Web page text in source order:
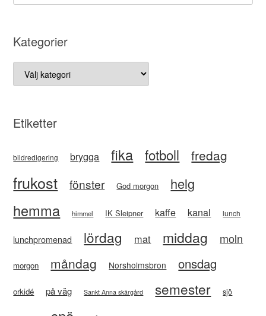
Kategorier
Kategorier
Etiketter
bildredigering brygga fika fotboll fredag
frukost fönster God morgon helg
hemma himmel IK Sleipner kaffe kanal lunch
lunchpromenad lördag mat middag moln
morgon måndag Norsholmsbron onsdag
orkidé på väg Sankt Anna skärgård semester sjö